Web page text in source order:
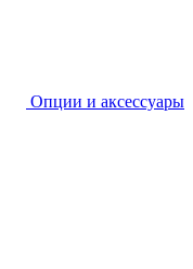
Опции и аксессуары